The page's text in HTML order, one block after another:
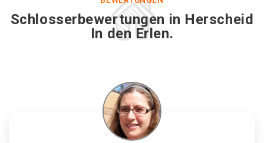
Schlosserbewertungen in Herscheid
In den Erlen.